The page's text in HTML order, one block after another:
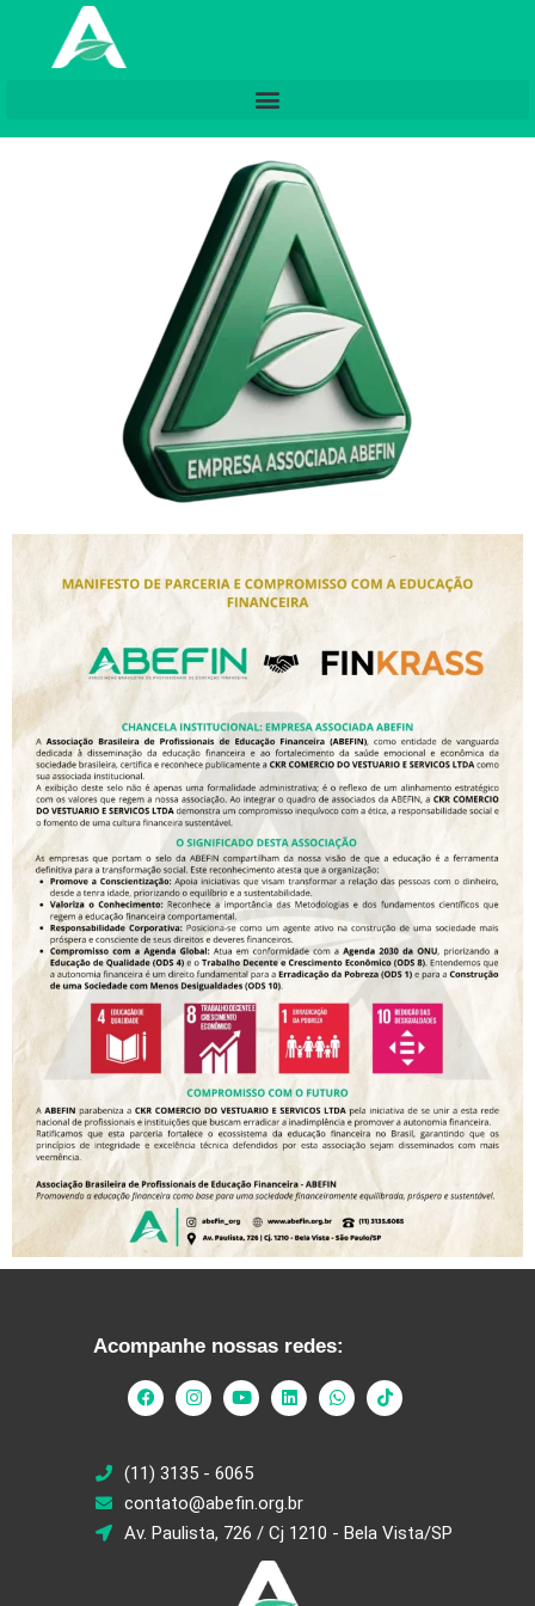
Acompanhe nossas redes:
(11) 3135 - 6065
contato@abefin.org.br
Av. Paulista, 726 / Cj 1210 - Bela Vista/SP